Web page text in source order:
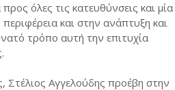
όλες τις κατευθύνσεις και μία
και στην ανάπτυξη και
τρόπο αυτή την επιτυχία
Στέλιος Αγγελούδης προέβη στην